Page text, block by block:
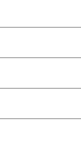
「トトニョロ 初展」